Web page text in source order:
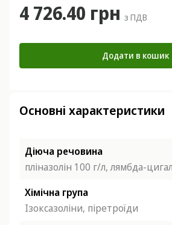
4 726.40 грн з ПДВ
Додати в кошик
Основні характеристики
Діюча речовина
пліназолін 100 г/л, лямбда-
Хімічна група
Ізоксазоліни, піретроїди